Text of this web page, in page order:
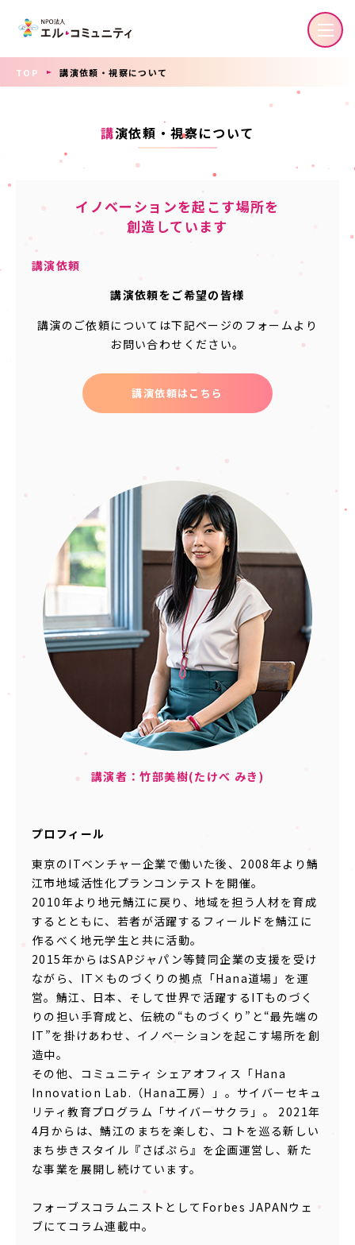
TOP 講演依頼・視察について
講演依頼・視察について
イノベーションを起こす場所を
創造しています
講演依頼
講演依頼をご希望の皆様
講演のご依頼については下記ページのフォームより
お問い合わせください。
講演依頼はこちら
講演者：竹部美樹(たけべ みき)
プロフィール
東京のITベンチャー企業で働いた後、2008年より鯖
江市地域活性化プランコンテストを開催。
2010年より地元鯖江に戻り、地域を担う人材を育成
するとともに、若者が活躍するフィールドを鯖江に
作るべく地元学生と共に活動。
2015年からはSAPジャパン等賛同企業の支援を受け
ながら、IT×ものづくりの拠点「Hana道場」を運
営。鯖江、日本、そして世界で活躍するITものづく
りの担い手育成と、伝統の“ものづくり”と“最先端の
IT”を掛けあわせ、イノベーションを起こす場所を創
造中。
その他、コミュニティ シェアオフィス「Hana
Innovation Lab.（Hana工房）」。サイバーセキュ
リティ教育プログラム「サイバーサクラ」。 2021年
4月からは、鯖江のまちを楽しむ、コトを巡る新しい
まち歩きスタイル『さばぷら』を企画運営し、新た
な事業を展開し続けています。
フォーブスコラムニストとしてForbes JAPANウェ
ブにてコラム連載中。